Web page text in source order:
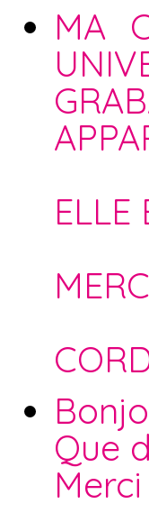
MA
ELLE
Que
Merci